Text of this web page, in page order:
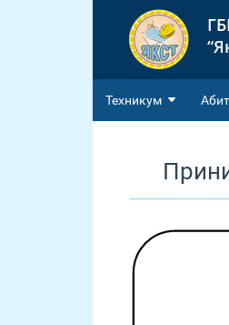
Техникум